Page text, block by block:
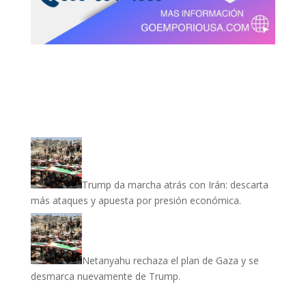
Trump da marcha atrás con Irán: descarta
más ataques y apuesta por presión económica.
Netanyahu rechaza el plan de Gaza y se
desmarca nuevamente de Trump.